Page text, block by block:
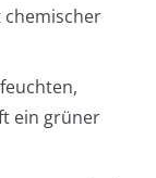
ein grüner